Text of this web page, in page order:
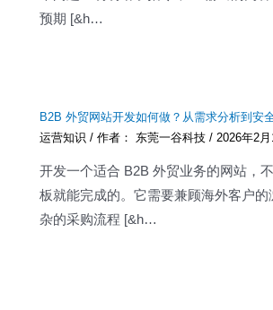
预期 [&h…
B2B 外贸网站开发如何做？从需求分析到安
运营知识 / 作者： 东莞一谷科技/ 2026年2月
开发一个适合 B2B 外贸业务的网站，
板就能完成的。它需要兼顾海外客户的
杂的采购流程 [&h…